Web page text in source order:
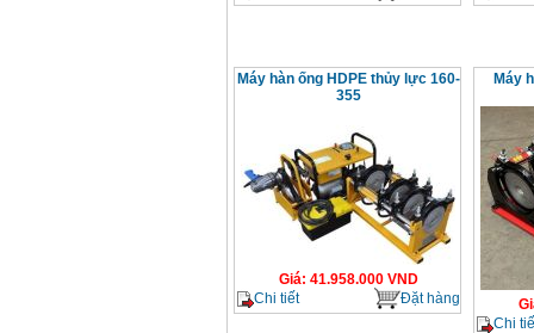
Máy hàn ống HDPE thủy lực 160-
355
Giá: 41.958.000 VND
Chi tiết
Đặt hàng
Máy
Chi